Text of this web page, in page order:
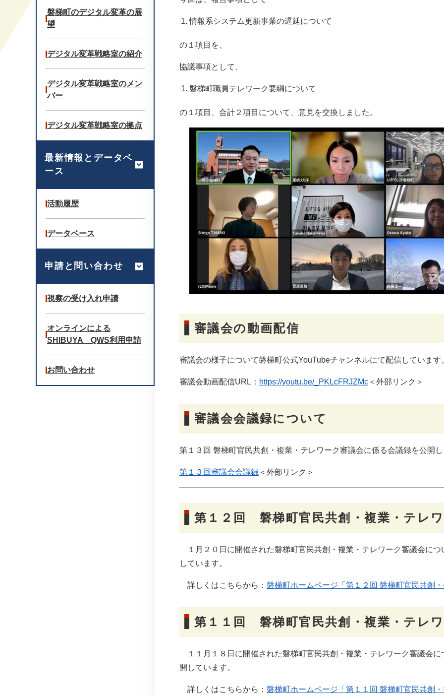
情報系システム更新事業の遅延について
の１項目を、
協議事項として、
磐梯町職員テレワーク要綱について
の１項目、合計２項目について、意見を交換しました。
審議会の動画配信
審議会の様子について磐梯町公式YouTubeチャンネルにて配信しています
審議会動画配信URL： https://youtu.be/_PKLcFRJZMc ＜外部リンク＞
審議会会議録について
第１３回 磐梯町官民共創・複業・テレワーク審議会に係る会議録を公開
第１３回審議会会議録 ＜外部リンク＞
第１２回 磐梯町官民共創・複業・テレ
１月２０日に開催された磐梯町官民共創・複業・テレワーク審議会に
しています。
詳しくはこちらから： 磐梯町ホームページ「第１２回 磐梯町官民共創
第１１回 磐梯町官民共創・複業・テレ
１１月１８日に開催された磐梯町官民共創・複業・テレワーク審議会
開しています。
詳しくはこちらから： 磐梯町ホームページ「第１１回 磐梯町官民共創
磐梯町のデジタル変革の展
望
デジタル変革戦略室の紹介
デジタル変革戦略室のメン
バー
デジタル変革戦略室の拠点
最新情報とデータベ
ース
活動履歴
データベース
申請と問い合わせ
視察の受け入れ申請
オンラインによる
SHIBUYA QWS利用申請
お問い合わせ